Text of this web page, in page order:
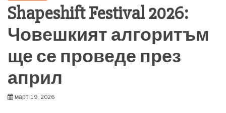
Shapeshift Festival 2026:
Човешкият алгоритъм
ще се проведе през
април
март 19, 2026